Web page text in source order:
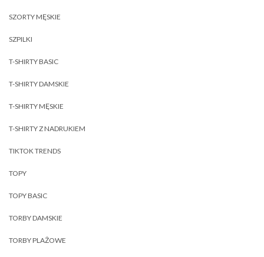
SZORTY MĘSKIE
SZPILKI
T-SHIRTY BASIC
T-SHIRTY DAMSKIE
T-SHIRTY MĘSKIE
T-SHIRTY Z NADRUKIEM
TIKTOK TRENDS
TOPY
TOPY BASIC
TORBY DAMSKIE
TORBY PLAŻOWE